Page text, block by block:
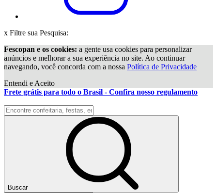
x Filtre sua Pesquisa:
Fescopan e os cookies: a gente usa cookies para personalizar
anúncios e melhorar a sua experiência no site. Ao continuar
navegando, você concorda com a nossa Política de Privacidade
Entendi e Aceito
Frete grátis para todo o Brasil - Confira nosso regulamento
Buscar